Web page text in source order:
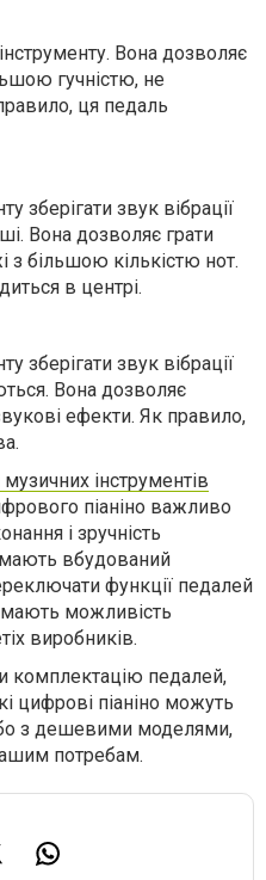
Вона дозволяє
гучністю, не
ця педаль
зберігати звук вібрації
Вона дозволяє грати
з більшою кількістю нот.
в центрі.
зберігати звук вібрації
Вона дозволяє
ефекти. Як правило,
інструментів
піаніно важливо
і зручність
мають вбудований
функції педалей
мають можливість
виробників.
комплектацію педалей,
цифрові піаніно можуть
з дешевими моделями,
потребам.